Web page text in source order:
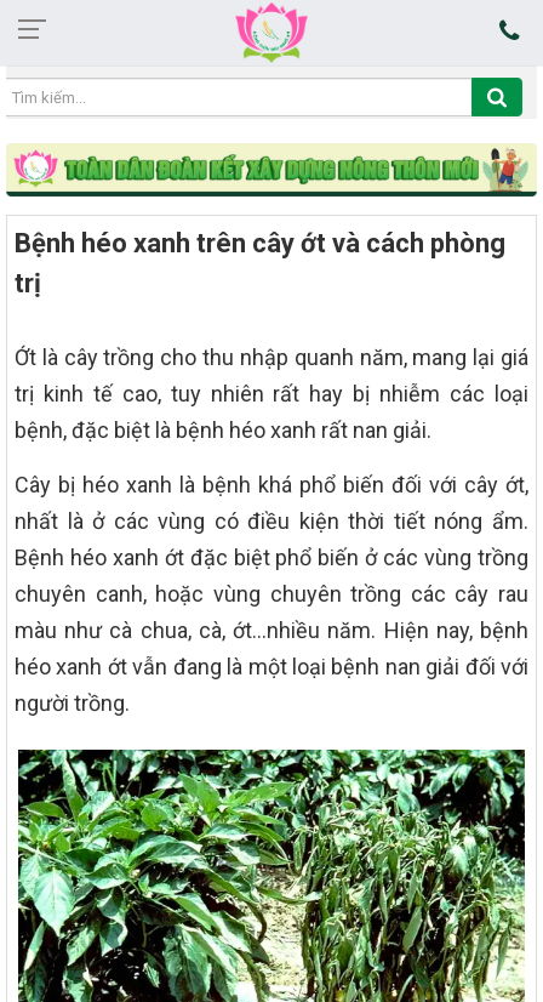
07:39:08 07/08/2026
Bệnh héo xanh trên cây ớt và cách phòng
trị
Ớt là cây trồng cho thu nhập quanh năm, mang lại giá
trị kinh tế cao, tuy nhiên rất hay bị nhiễm các loại
bệnh, đặc biệt là bệnh héo xanh rất nan giải.
Cây bị héo xanh là bệnh khá phổ biến đối với cây ớt,
nhất là ở các vùng có điều kiện thời tiết nóng ẩm.
Bệnh héo xanh ớt đặc biệt phổ biến ở các vùng trồng
chuyên canh, hoặc vùng chuyên trồng các cây rau
màu như cà chua, cà, ớt…nhiều năm. Hiện nay, bệnh
héo xanh ớt vẫn đang là một loại bệnh nan giải đối với
người trồng.